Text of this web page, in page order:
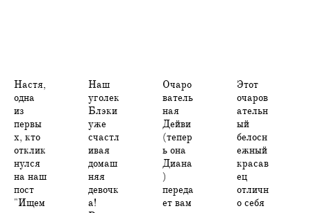
Настя,
одна
из
первы
х, кто
отклик
нулся
на наш
пост
"Ищем
Наш
уголек
Блэки
уже
счастл
ивая
домаш
няя
девочк
а!
Очаро
ватель
ная
Дейви
(тепер
ь она
Диана
)
переда
ет вам
Этот
очаров
ательн
ый
белосн
ежный
красав
ец
отличн
о себя